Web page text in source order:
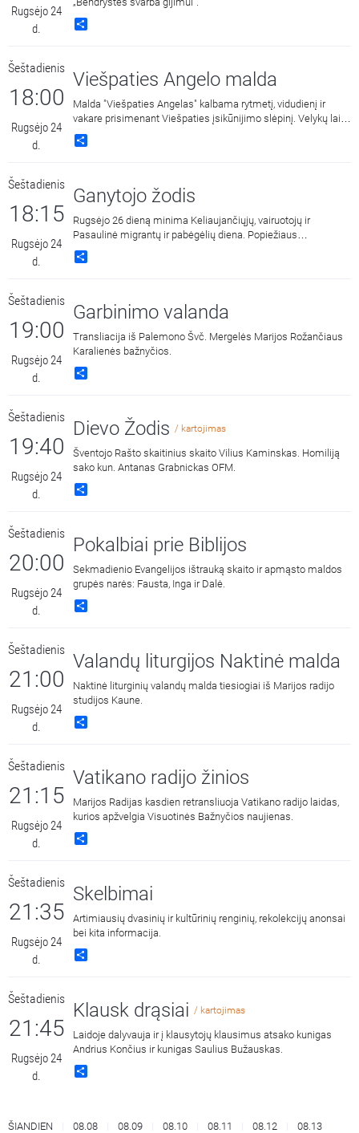
Rugsėjo 24
d.
Šeštadienis
18:00
Rugsėjo 24
d.
Viešpaties Angelo malda
Malda "Viešpaties Angelas" kalbama rytmetį, vidudienį ir
vakare prisimenant Viešpaties įsikūnijimo slėpinį. Velykų laiku
triskart per dieną vietoj šios maldos Bažnyčia meldžiasi
malda "Dangaus Karaliene", drauge su Įsikūnijusio Žodžio
Šeštadienis
18:15
Rugsėjo 24
d.
Ganytojo žodis
Rugsėjo 26 dieną minima Keliaujančiųjų, vairuotojų ir
Pasaulinė migrantų ir pabėgėlių diena. Popiežiaus
Pranciškaus žinią, skirtą šiai dienai komentuoja kunigas
Algirdas Toliatas.
Šeštadienis
19:00
Rugsėjo 24
d.
Garbinimo valanda
Transliacija iš Palemono Švč. Mergelės Marijos Rožančiaus
Karalienės bažnyčios.
Šeštadienis
19:40
Rugsėjo 24
d.
Dievo Žodis / kartojimas
Šventojo Rašto skaitinius skaito Vilius Kaminskas. Homiliją
sako kun. Antanas Grabnickas OFM.
Šeštadienis
20:00
Rugsėjo 24
d.
Pokalbiai prie Biblijos
Sekmadienio Evangelijos ištrauką skaito ir apmąsto maldos
grupės narės: Fausta, Inga ir Dalė.
Šeštadienis
21:00
Rugsėjo 24
d.
Valandų liturgijos Naktinė malda
Naktinė liturginių valandų malda tiesiogiai iš Marijos radijo
studijos Kaune.
Šeštadienis
21:15
Rugsėjo 24
d.
Vatikano radijo žinios
Marijos Radijas kasdien retransliuoja Vatikano radijo laidas,
kurios apžvelgia Visuotinės Bažnyčios naujienas.
Šeštadienis
21:35
Rugsėjo 24
d.
Skelbimai
Artimiausių dvasinių ir kultūrinių renginių, rekolekcijų anonsai
bei kita informacija.
Šeštadienis
21:45
Rugsėjo 24
d.
Klausk drąsiai / kartojimas
Laidoje dalyvauja ir į klausytojų klausimus atsako kunigas
Andrius Končius ir kunigas Saulius Bužauskas.
ŠIANDIEN 08.08 08.09 08.10 08.11 08.12 08.13